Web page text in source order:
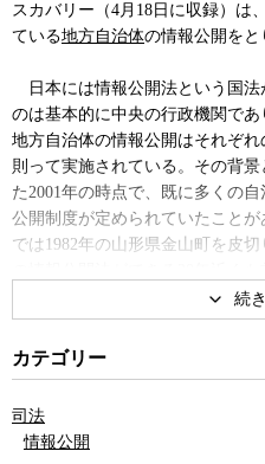
スカバリー（4月18日に収録）は
ている地方自治体の情報公開をと
日本には情報公開法という国法
のは基本的に中央の行政機関で
地方自治体の情報公開はそれぞ
則って実施されている。その背
た2001年の時点で、既に多くの
公開制度が定められていたこと
では1982年の山形県金山町を皮
現在、全国に1,718ある地方自
全ての自治体で何らかの情報公
解釈や開示対象となる情報の範囲
別だという。特に、ほとんど情
カテゴリー
司法
情報公開